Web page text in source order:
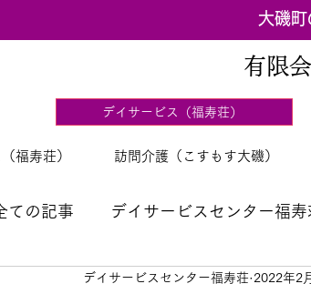
大磯
有限
デイサービス（福寿荘）
福寿荘） 訪問介護（こすもす大磯）
ての記事 デイサービスセンター福寿
デイサービスセンター福寿荘 2022年2